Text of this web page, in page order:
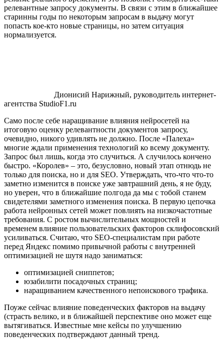
релевантные запросу документы. В связи с этим в ближайшее
старинны годы по некоторым запросам в выдачу могут
попасть кое-кто новые страницы, но затем ситуация
нормализуется.
Дионисий Нарижный, руководитель интернет-
агентства StudioF1.ru
Само после себе наращивание влияния нейросетей на
итоговую оценку релевантности документов запросу,
очевидно, никого удивлять не должно. После «Палеха»
многие ждали применения технологий ко всему документу.
Запрос был лишь, когда это случиться. А случилось кончено
быстро. «Королев» – это, безусловно, новый этап отнюдь не
только для поиска, но и для SEO. Утверждать, что-что что-то
заметно изменится в поиске уже завтрашний день, я не буду,
но уверен, что в ближайшие полгода да мы с тобой станем
свидетелями заметного изменения поиска. В первую цепочка
работа нейронных сетей может повлиять на низкочастотные
требования. С ростом вычислительных мощностей и
временем влияние пользовательских факторов склифосовский
усиливаться. Считаю, что SEO-специалистам при работе
перед Яндекс помимо привычной работы с внутренней
оптимизацией не шутя надо заниматься:
оптимизацией сниппетов;
юзабилити посадочных страниц;
наращиванием качественного непоискового трафика.
Поуже сейчас влияние поведенческих факторов на выдачу
(страсть велико, и в ближайшей перспективе оно может еще
вытягиваться. Известные мне кейсы по улучшению
поведенческих подтверждают данный тренд.